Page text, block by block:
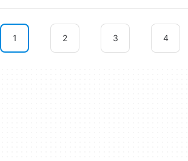
1 2 3 4